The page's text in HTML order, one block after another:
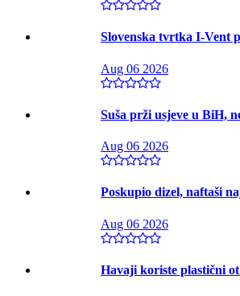
Slovenska tvrtka I-Vent
Aug 06 2026
Suša prži usjeve u BiH,
Aug 06 2026
Poskupio dizel, naftaši
Aug 06 2026
Havaji koriste plastični